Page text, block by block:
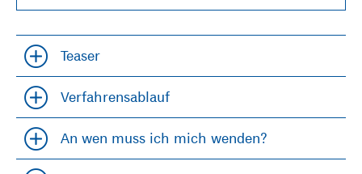
Accordion öfffnen und schließen
Teaser
Accordion öfffnen und schließen
Verfahrensablauf
Accordion öfffnen und schließen
An wen muss ich mich wenden?